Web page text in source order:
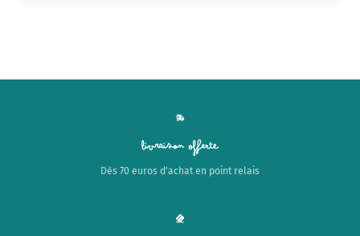
Livraison offerte
Dès 70 euros d'achat en point relais